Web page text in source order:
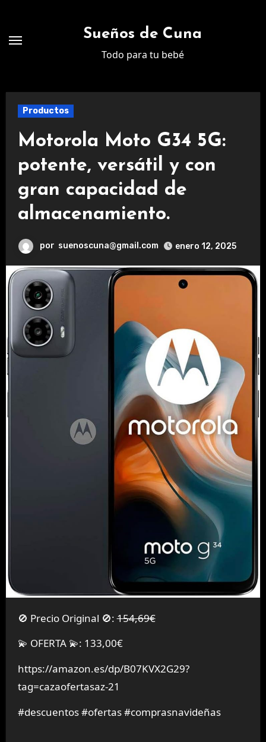
contenido
Sueños de Cuna
Todo para tu bebé
Productos
Motorola Moto G34 5G:
potente, versátil y con
gran capacidad de
almacenamiento.
por suenoscuna@gmail.com enero 12, 2025
🚫 Precio Original 🚫:154,69€
💫 OFERTA 💫: 133,00€
https://amazon.es/dp/B07KVX2G29?
tag=cazaofertasaz-21
#descuentos #ofertas #comprasnavideñas